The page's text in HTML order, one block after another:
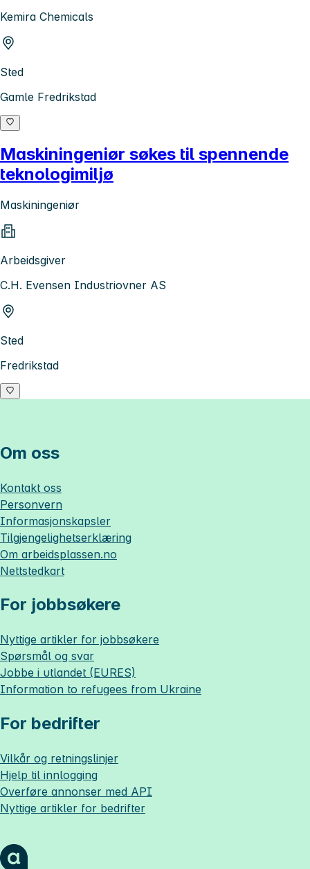
Kemira Chemicals
Sted
Gamle Fredrikstad
Maskiningeniør søkes til spennende
teknologimiljø
Maskiningeniør
Arbeidsgiver
C.H. Evensen Industriovner AS
Sted
Fredrikstad
Om oss
Kontakt oss
Personvern
Informasjonskapsler
Tilgjengelighetserklæring
Om arbeidsplassen.no
Nettstedkart
For jobbsøkere
Nyttige artikler for jobbsøkere
Spørsmål og svar
Jobbe i utlandet (EURES)
Information to refugees from Ukraine
For bedrifter
Vilkår og retningslinjer
Hjelp til innlogging
Overføre annonser med API
Nyttige artikler for bedrifter